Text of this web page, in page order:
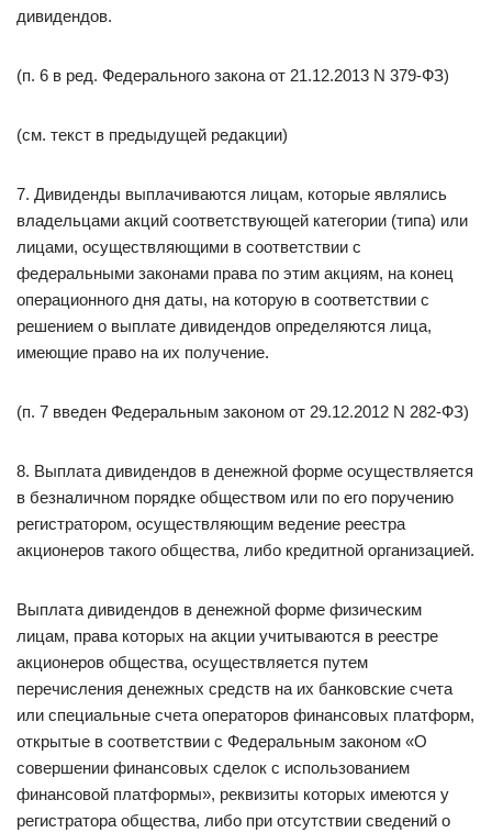
дивидендов.
(п. 6 в ред. Федерального закона от 21.12.2013 N 379-ФЗ)
(см. текст в предыдущей редакции)
7. Дивиденды выплачиваются лицам, которые являлись
владельцами акций соответствующей категории (типа) или
лицами, осуществляющими в соответствии с
федеральными законами права по этим акциям, на конец
операционного дня даты, на которую в соответствии с
решением о выплате дивидендов определяются лица,
имеющие право на их получение.
(п. 7 введен Федеральным законом от 29.12.2012 N 282-ФЗ)
8. Выплата дивидендов в денежной форме осуществляется
в безналичном порядке обществом или по его поручению
регистратором, осуществляющим ведение реестра
акционеров такого общества, либо кредитной организацией.
Выплата дивидендов в денежной форме физическим
лицам, права которых на акции учитываются в реестре
акционеров общества, осуществляется путем
перечисления денежных средств на их банковские счета
или специальные счета операторов финансовых платформ,
открытые в соответствии с Федеральным законом «О
совершении финансовых сделок с использованием
финансовой платформы», реквизиты которых имеются у
регистратора общества, либо при отсутствии сведений о